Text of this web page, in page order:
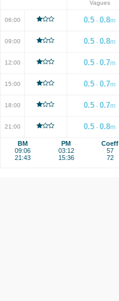
Vagues
06:00 0.5 -0.8m
09:00 0.5 -0.8m
12:00 0.5 -0.7m
15:00 0.5 -0.7m
18:00 0.5 -0.7m
21:00 0.5 -0.8m
BM
09:06
21:43
PM
03:12
15:36
Coeff
57
72